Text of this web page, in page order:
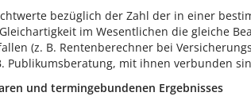
bezüglich der Zahl der in einer
im Wesentlichen die gleiche
(z. B. Rentenberechner bei
Publikumsberatung, mit ihnen verbunden
und termingebundenen Ergebnisses